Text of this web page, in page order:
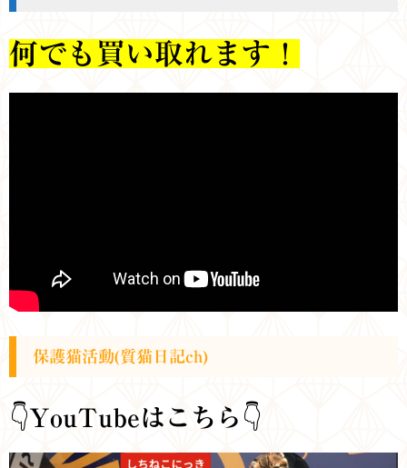
何でも買い取れます！
保護猫活動(質猫日記ch)
👇YouTubeはこちら 👇